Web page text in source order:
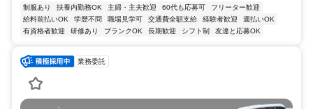
制服あり 扶養内勤務OK 主婦・主夫歓迎 60代も応募可
フリーター歓迎
給料前払いOK
学歴不問 職場見学可 交通費全額支給 経験者歓迎
週払いOK
有資格者歓迎
研修あり ブランクOK 長期歓迎 シフト制 友達と応募OK
業務委託